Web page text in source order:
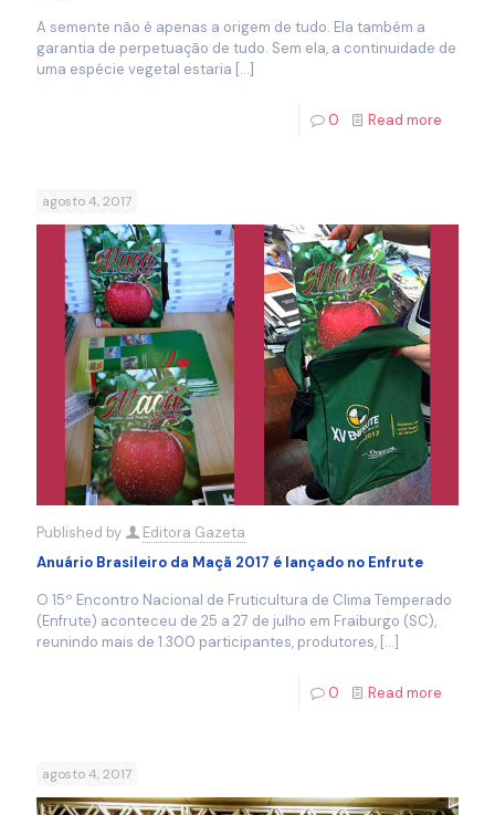
A semente não é apenas a origem de tudo. Ela também a
garantia de perpetuação de tudo. Sem ela, a continuidade de
uma espécie vegetal estaria […]
0 Read more
agosto 4, 2017
Published by
Editora Gazeta
Anuário Brasileiro da Maçã 2017 é lançado no Enfrute
O 15º Encontro Nacional de Fruticultura de Clima Temperado
(Enfrute) aconteceu de 25 a 27 de julho em Fraiburgo (SC),
reunindo mais de 1.300 participantes, produtores, […]
0 Read more
agosto 4, 2017